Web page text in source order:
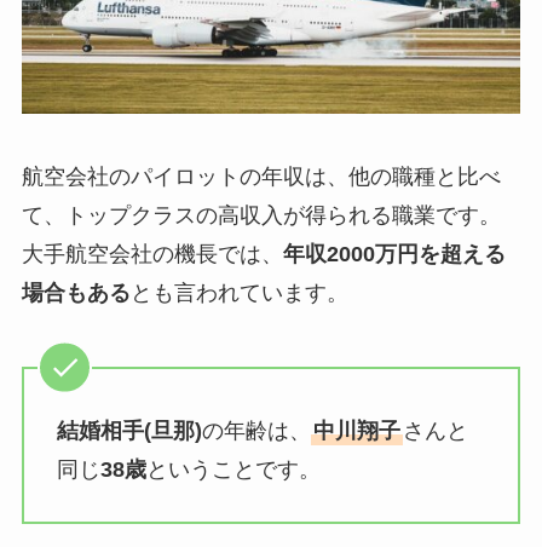
航空会社のパイロットの年収は、他の職種と比べ
て、トップクラスの高収入が得られる職業です。
大手航空会社の機長では、 年収2000万円を超える
場合もある とも言われています。
結婚相手(旦那)の年齢は、 中川翔子さんと
同じ38歳ということです。